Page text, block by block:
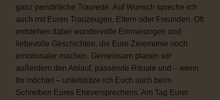
ganz persönliche Traurede. Auf Wunsch spreche ich
auch mit Euren Trauzeugen, Eltern oder Freunden. Oft
entstehen dabei wundervolle Erinnerungen und
liebevolle Geschichten, die Eure Zeremonie noch
emotionaler machen. Gemeinsam planen wir
außerdem den Ablauf, passende Rituale und – wenn
Ihr möchtet – unterstütze ich Euch auch beim
Schreiben Eures Eheversprechens. Am Tag Eurer